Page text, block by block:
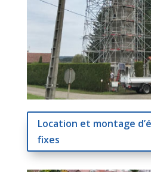
Location et montage
fixes